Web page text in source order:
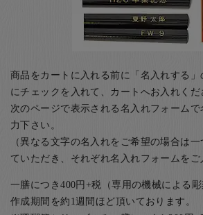
商品をカートに入れる前に「名入れする
にチェックを入れて、カートへお入れくだ
次のページで表示される名入れフォームで
力下さい。
（異なる文字の名入れをご希望の場合は
ていただき、それぞれ名入れフォームをご
一膳につき400円+税（専用の機械による彫
作成期間を約1週間ほど頂いております。